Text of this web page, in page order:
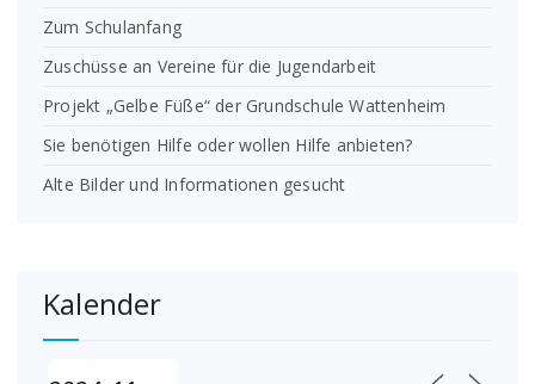
Zum Schulanfang
Zuschüsse an Vereine für die Jugendarbeit
Projekt „Gelbe Füße“ der Grundschule Wattenheim
Sie benötigen Hilfe oder wollen Hilfe anbieten?
Alte Bilder und Informationen gesucht
Kalender